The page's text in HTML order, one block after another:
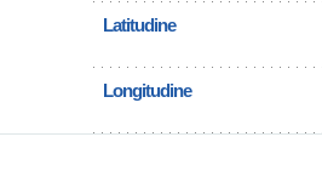
Latitudine
Longitudine